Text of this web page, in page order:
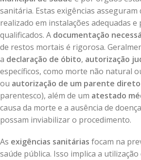
sanitária. Estas exigências asseguram
realizado em instalações adequadas
qualificados. A documentação
de restos mortais é rigorosa.
a declaração de óbito, autorização
específicos, como morte não natural
ou autorização de um parente direto
parentesco), além de um atestado
causa da morte e a ausência de
possam inviabilizar o procedimento.
As exigências sanitárias focam na
saúde pública. Isso implica a